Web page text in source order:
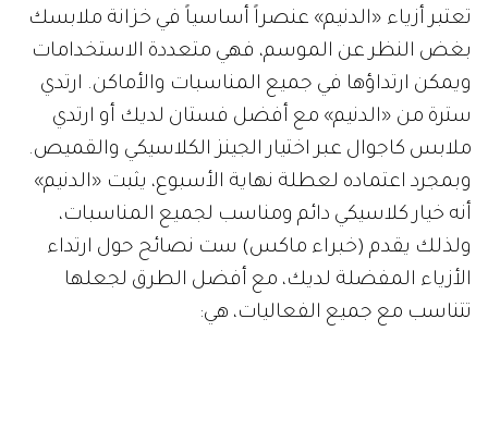
تعتبر أزياء «الدنيم» عنصراً أساسياً في خزانة ملابسك
بغض النظر عن الموسم، فهي متعددة الاستخدامات
ويمكن ارتداؤها في جميع المناسبات والأماكن. ارتدي
سترة من «الدنيم» مع أفضل فستان لديك أو ارتدي
ملابس كاجوال عبر اختيار الجينز الكلاسيكي والقميص.
وبمجرد اعتماده لعطلة نهاية الأسبوع، يثبت «الدنيم»
أنه خيار كلاسيكي دائم ومناسب لجميع المناسبات،
ولذلك يقدم (خبراء ماكس) ست نصائح حول ارتداء
الأزياء المفضلة لديك، مع أفضل الطرق لجعلها
تتناسب مع جميع الفعاليات، هي: